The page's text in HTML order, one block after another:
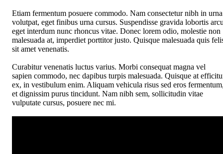
Etiam fermentum posuere commodo. Nam consectetur nibh in urna
volutpat, eget finibus urna cursus. Suspendisse gravida lobortis
eget interdum nunc rhoncus vitae. Donec lorem odio, molestie non
malesuada at, imperdiet porttitor justo. Quisque malesuada quis
sit amet venenatis.
Curabitur venenatis luctus varius. Morbi consequat magna vel
sapien commodo, nec dapibus turpis malesuada. Quisque at
ex, in vestibulum enim. Aliquam vehicula risus sed eros
et dignissim purus tincidunt. Nam nibh sem, sollicitudin vitae
vulputate cursus, posuere nec mi.